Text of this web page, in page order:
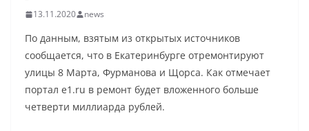
13.11.2020 news
По данным, взятым из открытых источников
сообщается, что в Екатеринбурге отремонтируют
улицы 8 Марта, Фурманова и Щорса. Как отмечает
портал e1.ru в ремонт будет вложенного больше
четверти миллиарда рублей.